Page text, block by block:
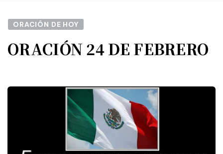
ORACIÓN DE HOY
ORACIÓN 24 DE FEBRERO